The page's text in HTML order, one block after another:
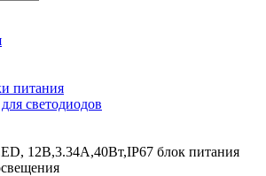
питания
светодиодов
12В,3.34А,40Вт,IP67 блок питания